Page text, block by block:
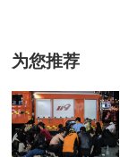
为您推荐